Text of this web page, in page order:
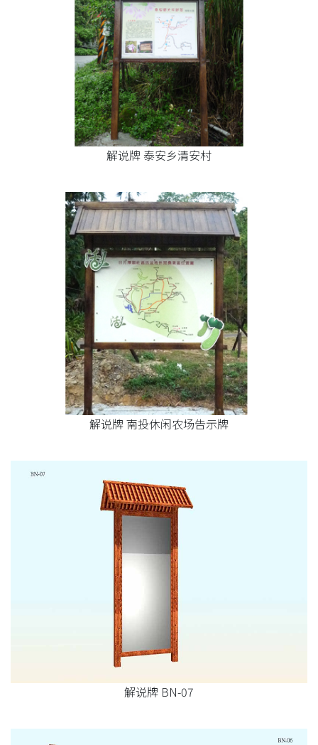
解说牌 泰安乡清安村
解说牌 南投休闲农场告示牌
解说牌 BN-07